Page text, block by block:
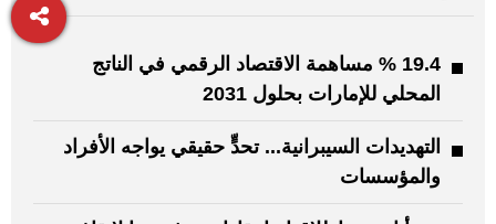
19.4 % مساهمة الاقتصاد الرقمي في الناتج
المحلي للإمارات بحلول 2031
التهديدات السيبرانية... تحدٍّ حقيقي يواجه الأفراد
والمؤسسات